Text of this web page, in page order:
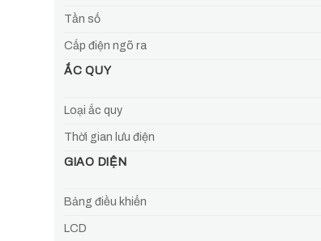
Tần số
Cấp điện ngõ ra
ẮC QUY
Loại ắc quy
Thời gian lưu điện
GIAO DIỆN
Bảng điều khiển
LCD